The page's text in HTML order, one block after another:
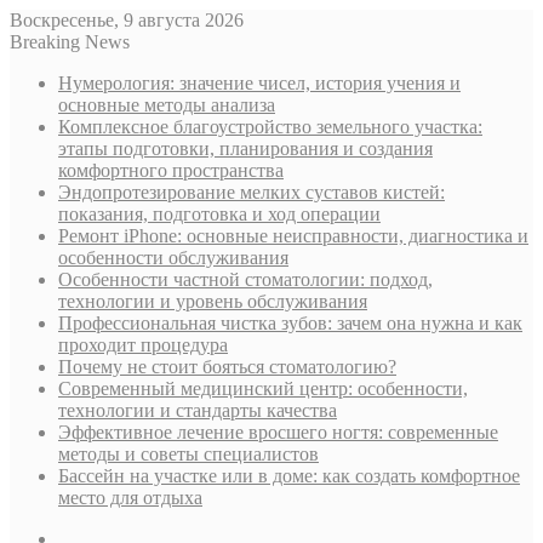
Воскресенье, 9 августа 2026
Breaking News
Нумерология: значение чисел, история учения и
основные методы анализа
Комплексное благоустройство земельного участка:
этапы подготовки, планирования и создания
комфортного пространства
Эндопротезирование мелких суставов кистей:
показания, подготовка и ход операции
Ремонт iPhone: основные неисправности, диагностика и
особенности обслуживания
Особенности частной стоматологии: подход,
технологии и уровень обслуживания
Профессиональная чистка зубов: зачем она нужна и как
проходит процедура
Почему не стоит бояться стоматологию?
Современный медицинский центр: особенности,
технологии и стандарты качества
Эффективное лечение вросшего ногтя: современные
методы и советы специалистов
Бассейн на участке или в доме: как создать комфортное
место для отдыха